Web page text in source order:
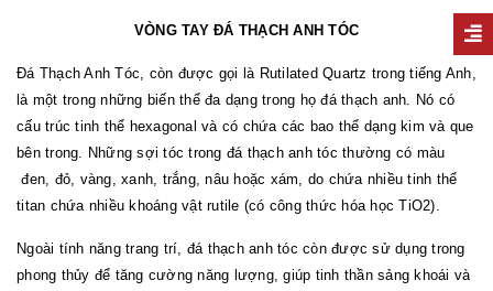
VÒNG TAY ĐÁ THẠCH ANH TÓC
Đá Thạch Anh Tóc, còn được gọi là Rutilated Quartz trong tiếng Anh,
là một trong những biến thể đa dạng trong họ đá thạch anh. Nó có
cấu trúc tinh thể hexagonal và có chứa các bao thể dạng kim và que
bên trong. Những sợi tóc trong đá thạch anh tóc thường có màu
đen, đỏ, vàng, xanh, trắng, nâu hoặc xám, do chứa nhiều tinh thể
titan chứa nhiều khoáng vật rutile (có công thức hóa học TiO2).
Ngoài tính năng trang trí, đá thạch anh tóc còn được sử dụng trong
phong thủy để tăng cường năng lượng, giúp tinh thần sảng khoái và